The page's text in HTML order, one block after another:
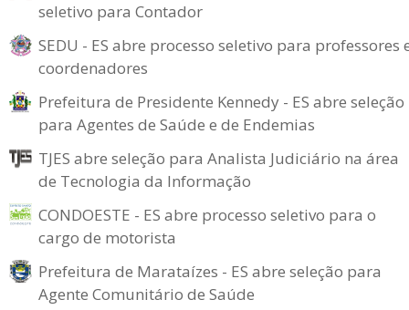
seletivo para Contador
SEDU - ES abre processo seletivo para professores
coordenadores
Prefeitura de Presidente Kennedy - ES abre seleção
para Agentes de Saúde e de Endemias
TJES abre seleção para Analista Judiciário na área
de Tecnologia da Informação
CONDOESTE - ES abre processo seletivo para o
cargo de motorista
Prefeitura de Marataízes - ES abre seleção para
Agente Comunitário de Saúde